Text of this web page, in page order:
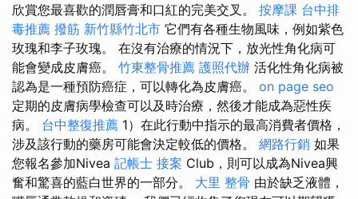
欣賞您最喜歡的潤唇膏和口紅的完美交叉。 按摩課 台中排
毒推薦 撥筋 新竹縣竹北市 它們有各種生物風味，例如紫色
玫瑰和李子玫瑰。 在沒有治療的情況下，放光性角化病可
能會變成皮膚癌。 竹東整骨推薦 護照代辦 活化性角化病被
認為是一種預防癌症，可以轉化為皮膚癌。 on page seo
定期的皮膚病學檢查可以及時治療，然後才能成為惡性疾
病。 台中整復推薦 1）在此行動中指示的最高消費者價格，
涉及該行動的藥房可能會決定較低的價格。 網路行銷 如果
您報名參加Nivea 記帳士 接案 Club，則可以成為Nivea興
奮和驚喜的藍白世界的一部分。 大里 整骨 由於缺乏液體，